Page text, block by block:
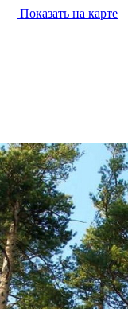
Показать на карте